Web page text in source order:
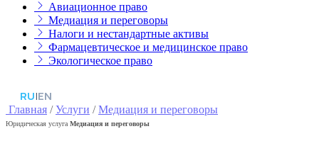
Авиационное право
Медиация и переговоры
Налоги и нестандартные активы
Фармацевтическое и медицинское право
Экологическое право
RU|EN
Главная /Услуги /Медиация и переговоры
Юридическая услуга Медиация и переговоры